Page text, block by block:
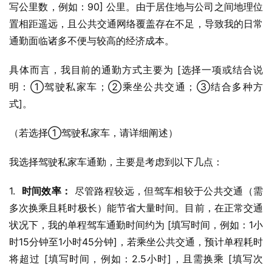
写公里数，例如：90] 公里。由于居住地与公司之间地理位
置相距遥远，且公共交通网络覆盖存在不足，导致我的日常
通勤面临诸多不便与较高的经济成本。
具体而言，我目前的通勤方式主要为 [选择一项或结合说
明：①驾驶私家车；②乘坐公共交通；③结合多种方
式]。
（若选择①驾驶私家车，请详细阐述）
我选择驾驶私家车通勤，主要是考虑到以下几点：
1. 时间效率： 尽管路程较远，但驾车相较于公共交通（需
多次换乘且耗时极长）能节省大量时间。目前，在正常交通
状况下，我的单程驾车通勤时间约为 [填写时间，例如：1小
时15分钟至1小时45分钟]，若乘坐公共交通，预计单程耗时
将超过 [填写时间，例如：2.5小时]，且需换乘 [填写次